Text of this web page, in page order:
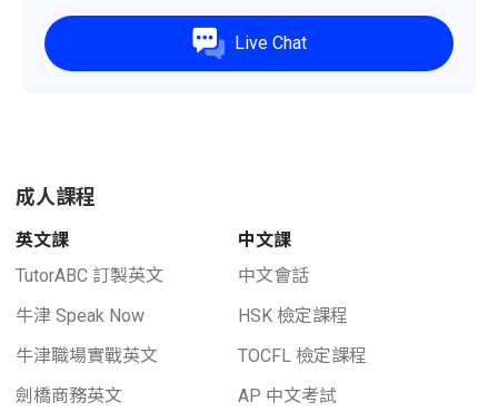
Live Chat
成人課程
英文課
TutorABC 訂製英文
牛津 Speak Now
牛津職場實戰英文
劍橋商務英文
中文課
中文會話
HSK 檢定課程
TOCFL 檢定課程
AP 中文考試